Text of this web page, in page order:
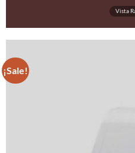
Vista
¡Sale!